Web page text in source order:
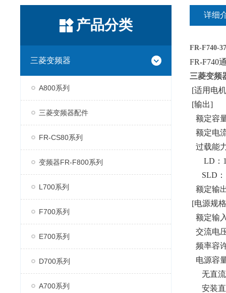
产品分类
三菱变频器
A800系列
三菱变频器配件
FR-CS80系列
变频器FR-F800系列
L700系列
F700系列
E700系列
D700系列
A700系列
详细
FR-F740-
FR-F740
三菱变频
[适用电
[输出]
额定容
额定电
过载能
LD：
SLD：
额定输
[电源规
额定输
交流电
频
电源容
无直流
安装直